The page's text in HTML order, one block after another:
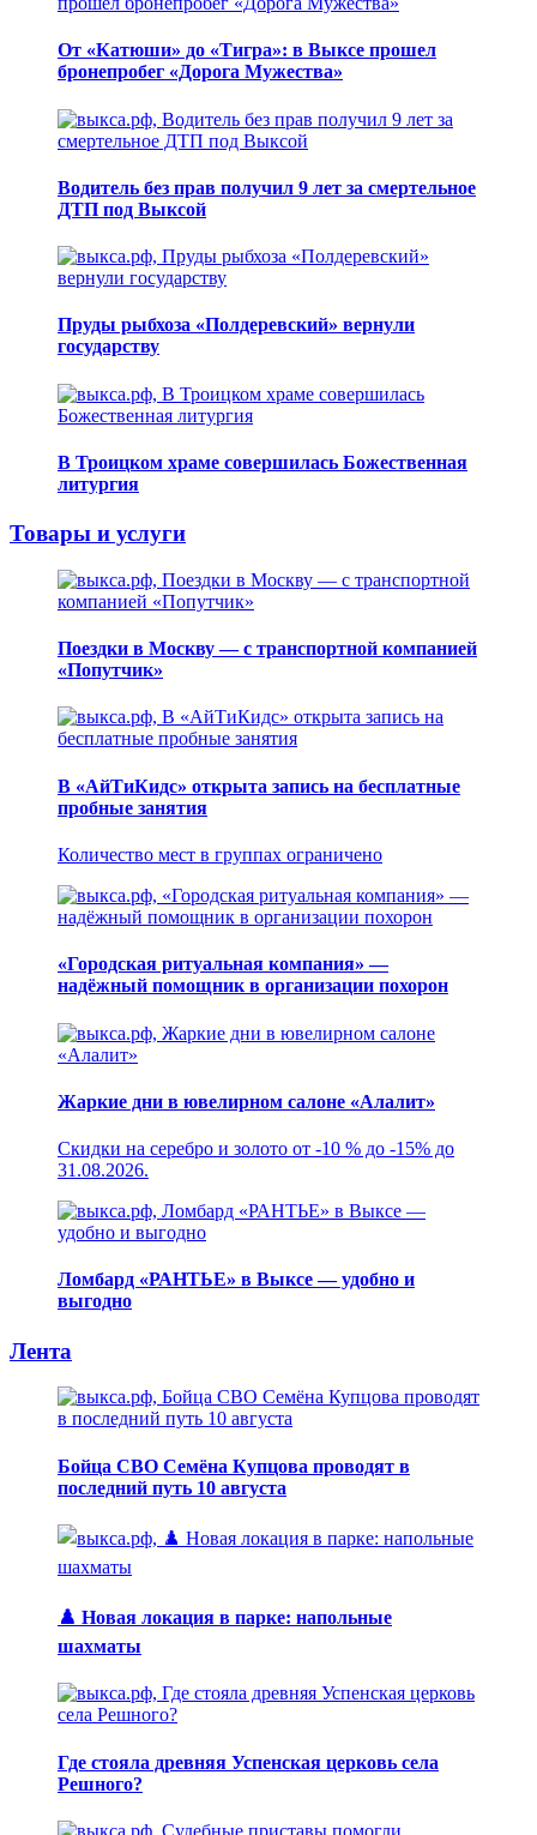
От «Катюши» до «Тигра»: в Выксе прошел
бронепробег «Дорога Мужества»
Водитель без прав получил 9 лет за смертельное
ДТП под Выксой
Пруды рыбхоза «Полдеревский» вернули
государству
В Троицком храме совершилась Божественная
литургия
Товары и услуги
Поездки в Москву — с транспортной компанией
«Попутчик»
В «АйТиКидс» открыта запись на бесплатные
пробные занятия
Количество мест в группах ограничено
«Городская ритуальная компания» —
надёжный помощник в организации похорон
Жаркие дни в ювелирном салоне «Алалит»
Скидки на серебро и золото от -10 % до -15% до
31.08.2026.
Ломбард «РАНТЬЕ» в Выксе — удобно и
выгодно
Лента
Бойца СВО Семёна Купцова проводят в
последний путь 10 августа
♟️ Новая локация в парке: напольные
шахматы
Где стояла древняя Успенская церковь села
Решного?